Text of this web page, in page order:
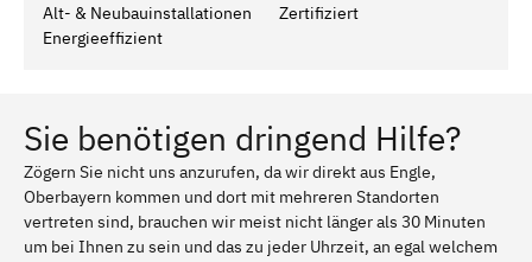
Alt- & Neubauinstallationen
Zertifiziert
Energieeffizient
Sie benötigen dringend Hilfe?
Zögern Sie nicht uns anzurufen, da wir direkt aus Engle,
Oberbayern kommen und dort mit mehreren Standorten
vertreten sind, brauchen wir meist nicht länger als 30 Minuten
um bei Ihnen zu sein und das zu jeder Uhrzeit, an egal welchem